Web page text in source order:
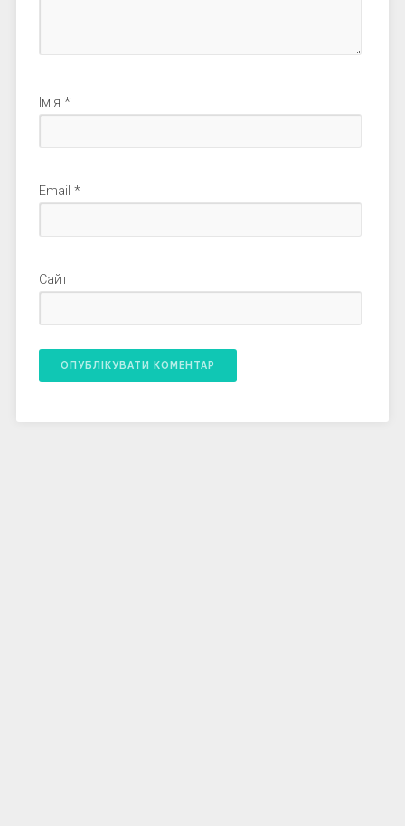
Ім'я *
Email *
Сайт